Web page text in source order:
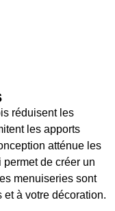
réduisent les
les apports
atténue les
de créer un
menuiseries sont
et à votre décoration.